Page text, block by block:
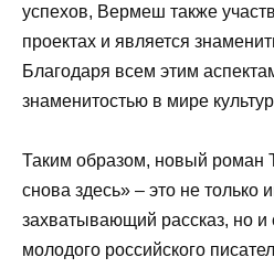
успехов, Вермеш также
проектах и является
Благодаря всем этим
знаменитостью в мире
Таким образом, новый
снова здесь» – это не только
захватывающий рассказ, но и
молодого российского